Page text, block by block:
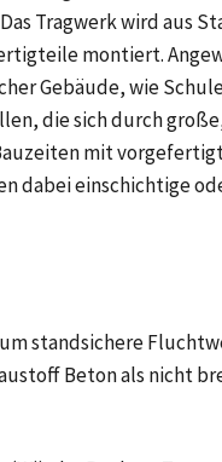
Tragwerk wird aus
montiert.
Gebäude, wie
die sich durch
mit
dabei einschichtige
standsichere
Beton als nicht